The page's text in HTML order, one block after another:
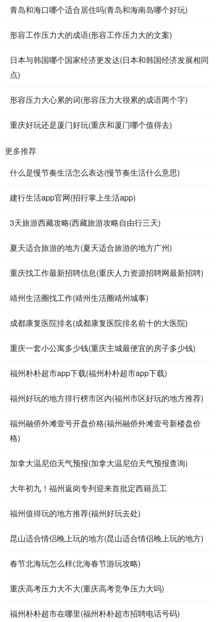
青岛和海口哪个适合居住吗(青岛和海南岛哪个好玩)
形容工作压力大的成语(形容工作压力大的文案)
日本与韩国哪个国家经济更发达(日本和韩国经济发展相同
点)
形容压力大心累的词(形容压力大很累的成语两个字)
重庆好玩还是厦门好玩(重庆和厦门哪个值得去)
更多推荐
什么是慢节奏生活怎么表达(慢节奏生活什么意思)
建行生活app官网(招行掌上生活app)
3天旅游西藏攻略(西藏旅游攻略自由行三天)
夏天适合旅游的地方(夏天适合旅游的地方广州)
重庆找工作最新招聘信息(重庆人力资源招聘网最新招聘)
靖州生活圈找工作(靖州生活圈靖州城事)
成都康复医院排名(成都康复医院排名前十的大医院)
重庆一套小公寓多少钱(重庆主城最便宜的房子多少钱)
福州朴朴超市app下载(福州朴朴超市app下载)
福州好玩的地方排行榜市区内(福州市区好玩的地方推荐)
福州融侨外滩壹号开盘价格(福州融侨外滩壹号新楼盘价
格)
加拿大温尼伯天气预报(加拿大温尼伯天气预报查询)
大年初九！福州返岗专列迎来首批定西籍员工
福州值得玩的地方推荐(福州好玩去处)
昆山适合情侣晚上玩的地方(昆山适合情侣晚上玩的地方)
春节北海玩怎么样(北海春节游玩攻略)
重庆高考压力大不大(重庆高考竞争压力大吗)
福州朴朴超市在哪里(福州朴朴超市招聘电话号码)